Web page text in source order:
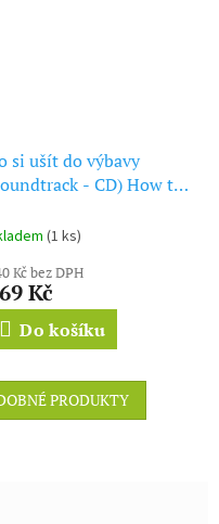
si ušít do výbavy
- CD) How to
(1 ks)
Kč bez DPH
Kč
Do košíku
PRODUKTY